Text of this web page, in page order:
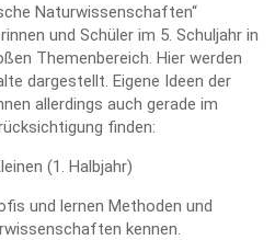
Naturwissenschaften“
und Schüler im 5. Schuljahr in
Themenbereich. Hier werden
dargestellt. Eigene Ideen der
allerdings auch gerade im
finden:
(1. Halbjahr)
und lernen Methoden und
kennen.